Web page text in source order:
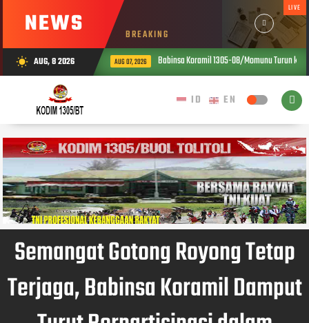
NEWS BREAKING
LIVE
wb_sunny AUG, 8 2026 AUG 07, 2026 Babinsa Koramil 1305-08/Momunu Turun ke
Semangat Gotong Royong Tetap
Terjaga, Babinsa Koramil Damput